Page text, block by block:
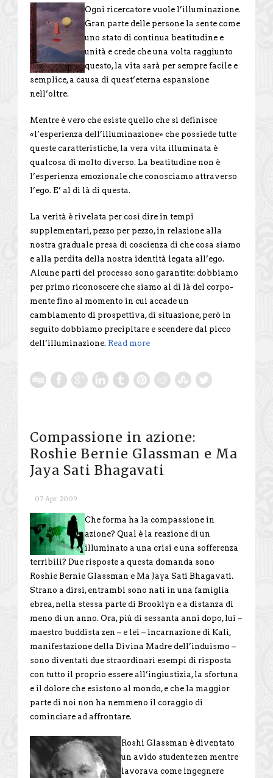
Ogni ricercatore vuole l’illuminazione.
Gran parte delle persone la sente come
uno stato di continua beatitudine e
unità e crede che una volta raggiunto
questo, la vita sarà per sempre facile e
semplice, a causa di quest’eterna espansione
nell’oltre.
Mentre è vero che esiste quello che si definisce
«l’esperienza dell’illuminazione» che possiede tutte
queste caratteristiche, la vera vita illuminata è
qualcosa di molto diverso. La beatitudine non è
l’esperienza emozionale che conosciamo attraverso
l’ego. E’ al di là di questa.
La verità è rivelata per così dire in tempi
supplementari, pezzo per pezzo, in relazione alla
nostra graduale presa di coscienza di che cosa siamo
e alla perdita della nostra identità legata all’ego.
Alcune parti del processo sono garantite: dobbiamo
per primo riconoscere che siamo al di là del corpo-
mente fino al momento in cui accade un
cambiamento di prospettiva, di situazione, però in
seguito dobbiamo precipitare e scendere dal picco
dell’illuminazione. Read more
Compassione in azione:
Roshie Bernie Glassman e Ma
Jaya Sati Bhagavati
07 Apr 2009
Che forma ha la compassione in
azione? Qual è la reazione di un
illuminato a una crisi e una sofferenza
terribili? Due risposte a questa domanda sono
Roshie Bernie Glassman e Ma Jaya Sati Bhagavati.
Strano a dirsi, entrambi sono nati in una famiglia
ebrea, nella stessa parte di Brooklyn e a distanza di
meno di un anno. Ora, più di sessanta anni dopo, lui –
maestro buddista zen – e lei – incarnazione di Kali,
manifestazione della Divina Madre dell’induismo –
sono diventati due straordinari esempi di risposta
con tutto il proprio essere all’ingiustizia, la sfortuna
e il dolore che esistono al mondo, e che la maggior
parte di noi non ha nemmeno il coraggio di
cominciare ad affrontare.
Roshi Glassman è diventato
un avido studente zen mentre
lavorava come ingegnere